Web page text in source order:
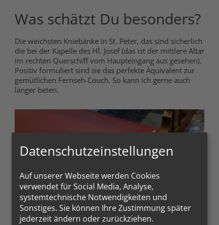
Was schätzt Du besonders?
Die weichsten Kniebänke in St. Peter, das sind sicherlich
die bei der Kapelle des Hl. Josef (das ist der mittlere Altar
im rechten Querschiff vom Haupteingang aus gesehen).
Positiv formuliert sind sie das perfekte Äquivalent zur
gemütlichen Fernseh-Couch. So kann ich gerne auch
länger beten.
Die womöglich gemütlichsten Kniebänke der Welt,
Datenschutzeinstellungen
Auf unserer Webseite werden Cookies
verwendet für Social Media, Analyse,
systemtechnische Notwendigkeiten und
Sonstiges. Sie können Ihre Zustimmung später
jederzeit ändern oder zurückziehen.